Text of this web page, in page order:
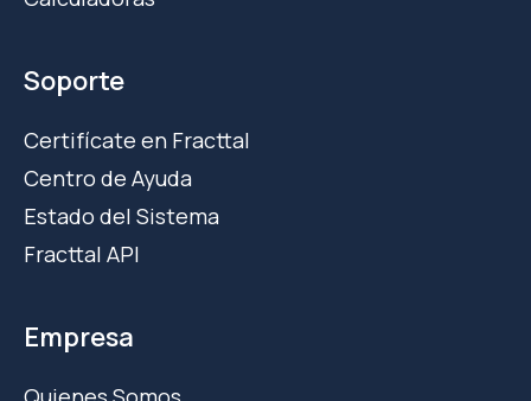
Soporte
Certifícate en Fracttal
Centro de Ayuda
Estado del Sistema
Fracttal API
Empresa